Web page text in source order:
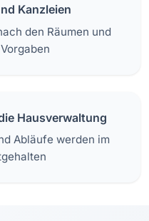
Kanzleien
den Räumen und
Hausverwaltung
Abläufe werden im